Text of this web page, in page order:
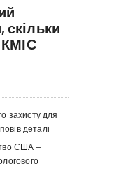
скільки
захисту для
деталі
США –